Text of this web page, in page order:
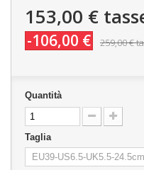
153,00 €
-106,00 € 259,00 €
Quantità
Taglia